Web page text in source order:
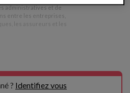
administratives et de
entre les entreprises,
les assureurs et les
? Identifiez vous